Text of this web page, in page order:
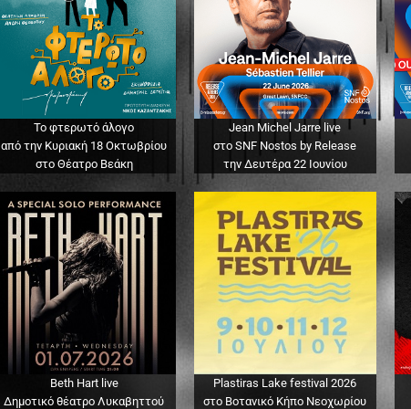
Το φτερωτό άλογο
από την Κυριακή 18 Οκτωβρίου
στο Θέατρο Βεάκη
Jean Michel Jarre live
στο SNF Nostos by Release
την Δευτέρα 22 Ιουνίου
Beth Hart live
Δημοτικό θέατρο Λυκαβηττού
Plastiras Lake festival 2026
στο Βοτανικό Κήπο Νεοχωρίου